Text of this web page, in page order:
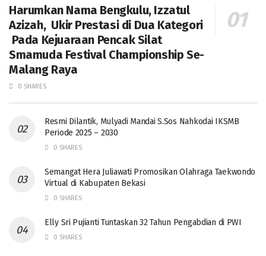
Harumkan Nama Bengkulu, Izzatul
Azizah, Ukir Prestasi di Dua Kategori
Pada Kejuaraan Pencak Silat
Smamuda Festival Championship Se-
Malang Raya
0 SHARES
Resmi Dilantik, Mulyadi Mandai S.Sos Nahkodai IKSMB
Periode 2025 – 2030
0 SHARES
Semangat Hera Juliawati Promosikan Olahraga Taekwondo
Virtual di Kabupaten Bekasi
0 SHARES
Elly Sri Pujianti Tuntaskan 32 Tahun Pengabdian di PWI
0 SHARES